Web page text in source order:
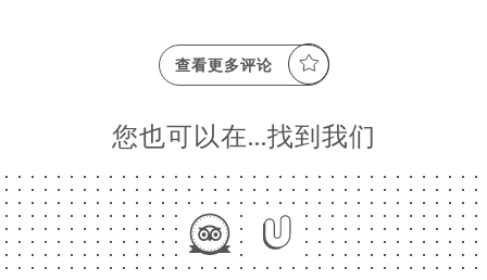
查看更多评论
您也可以在…找到我们